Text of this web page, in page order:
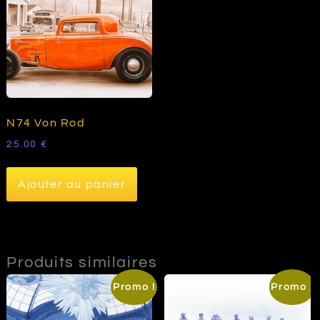
N74 Von Rod
25.00 €
Ajouter au panier
Produits similaires
Promo ! Promo !